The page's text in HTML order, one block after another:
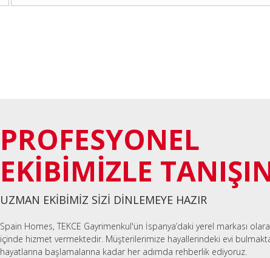
PROFESYONEL
EKİBİMİZLE
UZMAN EKİBİMİZ SİZİ DİNLEMEYE HAZIR
Spain Homes, TEKCE Gayrimenkul'ün İspanya’daki yerel markası
içinde hizmet vermektedir. Müşterilerimize hayallerindeki evi
hayatlarına başlamalarına kadar her adımda rehberlik ediyoruz.